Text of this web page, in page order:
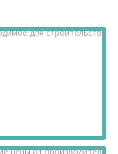
разбавить
акриловой
ECOTERRA.
чистую поверхность
в 1 или 2 слоя.
t не ниже +7°C
влажность
частицы
серебра, вода Продукция
ГОСТ Р 52020-
приобрести